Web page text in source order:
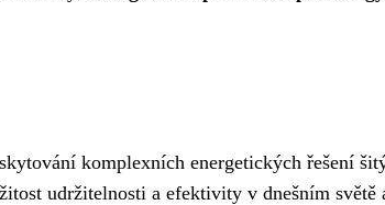
komplexních energetických řešení
udržitelnosti a efektivity v dnešním světě